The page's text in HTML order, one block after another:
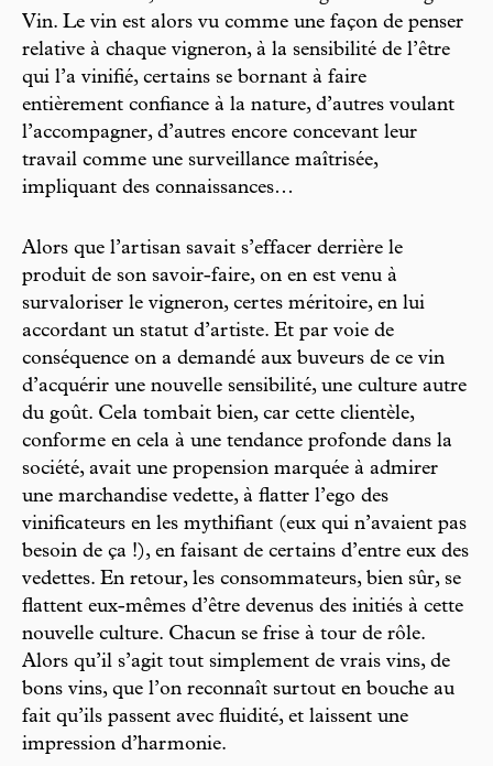
Vin. Le vin est alors vu comme une façon de penser
relative à chaque vigneron, à la sensibilité de l’être
qui l’a vinifié, certains se bornant à faire
entièrement confiance à la nature, d’autres voulant
l’accompagner, d’autres encore concevant leur
travail comme une surveillance maîtrisée,
impliquant des connaissances…
Alors que l’artisan savait s’effacer derrière le
produit de son savoir-faire, on en est venu à
survaloriser le vigneron, certes méritoire, en lui
accordant un statut d’artiste. Et par voie de
conséquence on a demandé aux buveurs de ce vin
d’acquérir une nouvelle sensibilité, une culture autre
du goût. Cela tombait bien, car cette clientèle,
conforme en cela à une tendance profonde dans la
société, avait une propension marquée à admirer
une marchandise vedette, à flatter l’ego des
vinificateurs en les mythifiant (eux qui n’avaient pas
besoin de ça !), en faisant de certains d’entre eux des
vedettes. En retour, les consommateurs, bien sûr, se
flattent eux-mêmes d’être devenus des initiés à cette
nouvelle culture. Chacun se frise à tour de rôle.
Alors qu’il s’agit tout simplement de vrais vins, de
bons vins, que l’on reconnaît surtout en bouche au
fait qu’ils passent avec fluidité, et laissent une
impression d’harmonie.